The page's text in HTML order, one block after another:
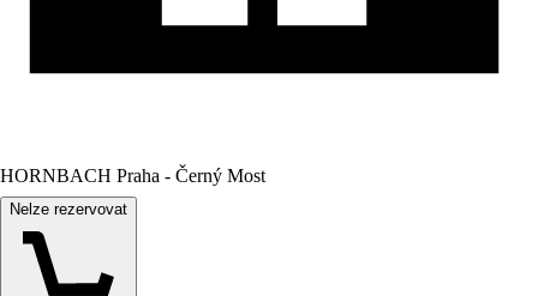
HORNBACH Praha - Černý Most
Nelze rezervovat